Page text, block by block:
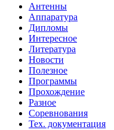
Антенны
Аппаратура
Дипломы
Интересное
Литература
Новости
Полезное
Программы
Прохождение
Разное
Соревнования
Тех. документация